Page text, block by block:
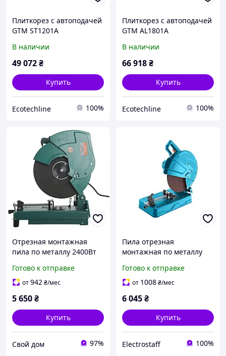
Плиткорез с автоподачей
GTM ST1201A
В наличии
49 072₴
Купить
Ecotechline 100%
Плиткорез с автоподачей
GTM AL1801A
В наличии
66 918₴
Купить
Ecotechline 100%
Отрезная монтажная
пила по металлу 2400Вт
Готово к отправке
от942₴/мес
5 650₴
Купить
Свой дом 97%
Пила отрезная
монтажная по металлу
Готово к отправке
от 1008₴/мес
6 045₴
Купить
Electrostaff 100%